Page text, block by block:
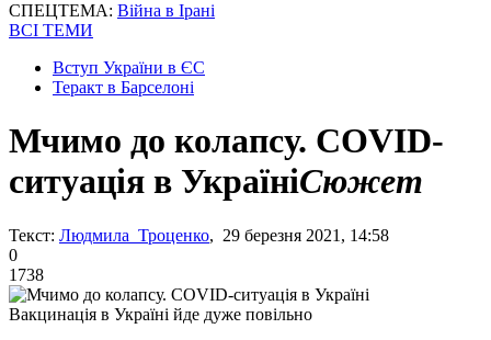
СПЕЦТЕМА: Війна в Ірані
ВСІ ТЕМИ
Вступ України в ЄС
Теракт в Барселоні
Мчимо до колапсу. COVID-
ситуація в УкраїніСюжет
Текст: Людмила Троценко, 29 березня 2021, 14:58
0
1738
Вакцинація в Україні йде дуже повільно